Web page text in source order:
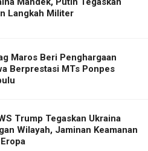
Langkah Militer
Maros Beri Penghargaan
Berprestasi MTs Ponpes
Trump Tegaskan Ukraina
Wilayah, Jaminan Keamanan